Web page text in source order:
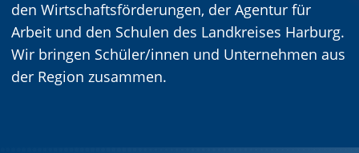
den Wirtschaftsförderungen, der Agentur für
Arbeit und den Schulen des Landkreises Harburg.
Wir bringen Schüler/innen und Unternehmen aus
der Region zusammen.